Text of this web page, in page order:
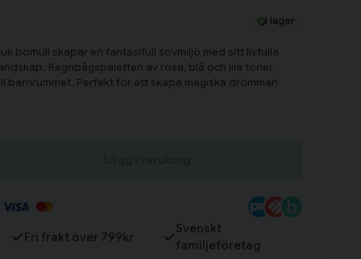
I lager
bomull skapar en fantasifull sovmiljö med sitt livfulla
Regnbågspaletten av rosa, blå och lila toner
barnrummet. Perfekt för att skapa magiska drömmar!
Fri frakt över 799kr
Svenskt
familjeföretag